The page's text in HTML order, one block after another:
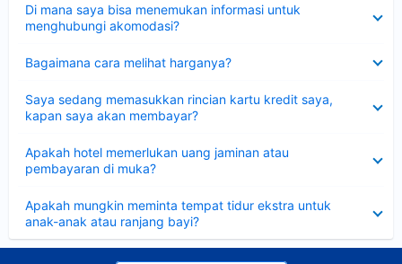
Di mana saya bisa menemukan informasi untuk
menghubungi akomodasi?
Bagaimana cara melihat harganya?
Saya sedang memasukkan rincian kartu kredit saya,
kapan saya akan membayar?
Apakah hotel memerlukan uang jaminan atau
pembayaran di muka?
Apakah mungkin meminta tempat tidur ekstra untuk
anak-anak atau ranjang bayi?